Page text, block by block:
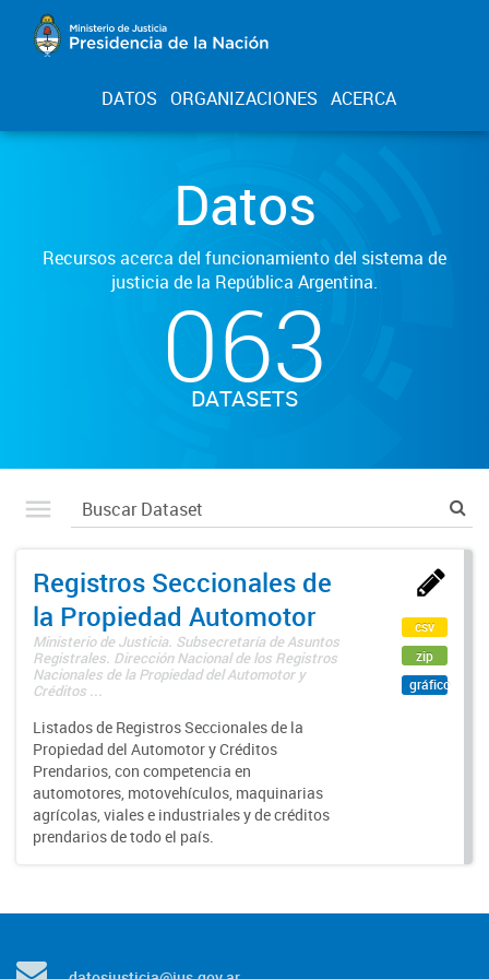
DATOS ORGANIZACIONES ACERCA
Datos
Recursos acerca del funcionamiento del sistema de
justicia de la República Argentina.
063
DATASETS
Registros Seccionales de
la Propiedad Automotor
Ministerio de Justicia. Subsecretaría de Asuntos
Registrales. Dirección Nacional de los Registros
Nacionales de la Propiedad del Automotor y
Créditos ...
Listados de Registros Seccionales de la
Propiedad del Automotor y Créditos
Prendarios, con competencia en
automotores, motovehículos, maquinarias
agrícolas, viales e industriales y de créditos
prendarios de todo el país.
csv
zip
gráfico